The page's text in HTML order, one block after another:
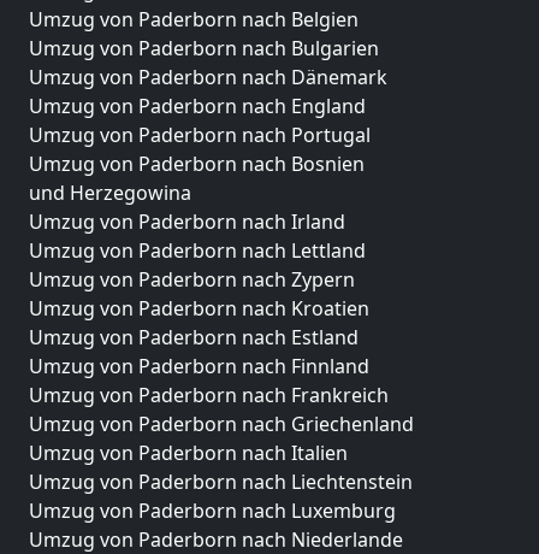
Umzug von Paderborn nach Belgien
Umzug von Paderborn nach Bulgarien
Umzug von Paderborn nach Dänemark
Umzug von Paderborn nach England
Umzug von Paderborn nach Portugal
Umzug von Paderborn nach Bosnien
und Herzegowina
Umzug von Paderborn nach Irland
Umzug von Paderborn nach Lettland
Umzug von Paderborn nach Zypern
Umzug von Paderborn nach Kroatien
Umzug von Paderborn nach Estland
Umzug von Paderborn nach Finnland
Umzug von Paderborn nach Frankreich
Umzug von Paderborn nach Griechenland
Umzug von Paderborn nach Italien
Umzug von Paderborn nach Liechtenstein
Umzug von Paderborn nach Luxemburg
Umzug von Paderborn nach Niederlande